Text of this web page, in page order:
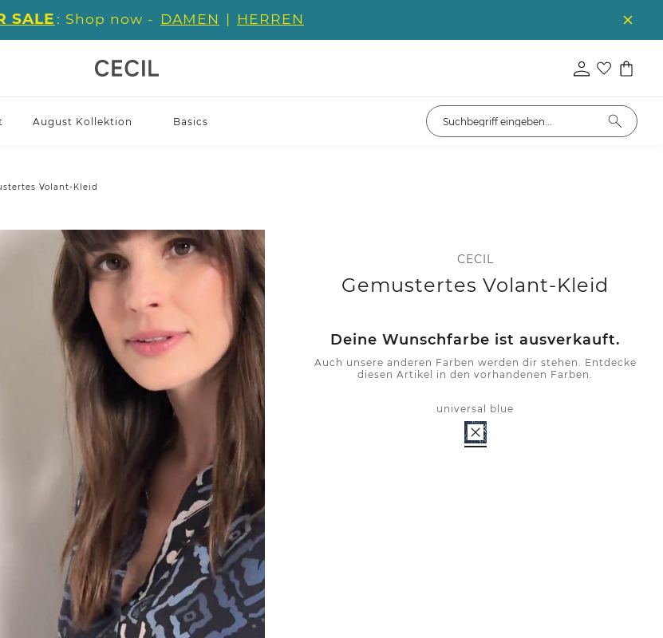
SALE : Shop now - DAMEN | HERREN
August Kollektion Basics
Volant-Kleid
CECIL
Gemustertes Volant-Kleid
Deine Wunschfarbe ist ausverkauft.
Auch unsere anderen Farben werden dir stehen. Entdecke
diesen Artikel in den vorhandenen Farben.
universal blue